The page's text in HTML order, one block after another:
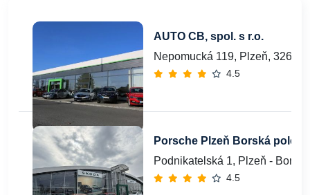
AUTO CB, spol. s r.o.
Nepomucká 119, Plzeň, 32600
4.5
Porsche Plzeň Borská pole
Podnikatelská 1, Plzeň -
4.5